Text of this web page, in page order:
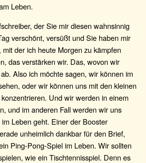
Leben.
der Sie mir diesen wahnsinnig
verschönt, versüßt und Sie haben mir
der ich heute Morgen zu kämpfen
das verstärken wir. Das, wovon wir
Also ich möchte sagen, wir können im
oder wir können uns mit den kleinen
Und wir werden in einem
und im anderen Fall werden wir uns
Leben geht. Einer der Booster
unheimlich dankbar für den Brief,
Ping-Pong-Spiel im Leben. Wir sollten
wie ein Tischtennisspiel. Denn es